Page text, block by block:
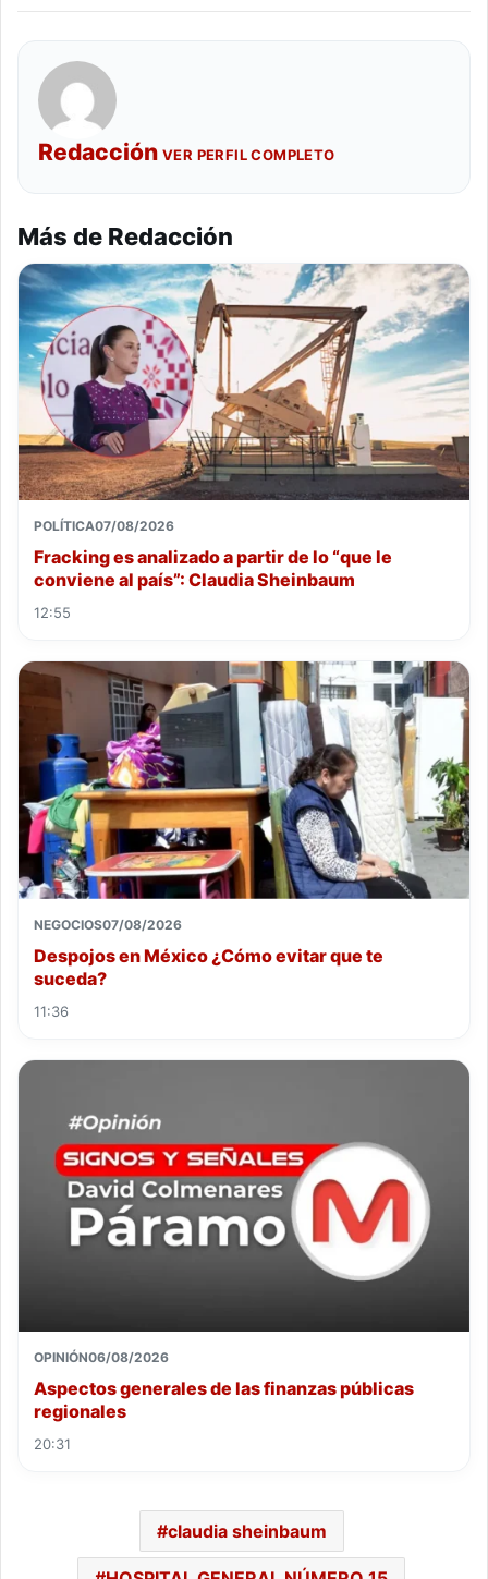
Redacción VER PERFIL COMPLETO
Más de Redacción
POLÍTICA07/08/2026
Fracking es analizado a partir de lo “que le
conviene al país”: Claudia Sheinbaum
12:55
NEGOCIOS07/08/2026
Despojos en México ¿Cómo evitar que te
suceda?
11:36
OPINIÓN06/08/2026
Aspectos generales de las finanzas públicas
regionales
20:31
claudia sheinbaum